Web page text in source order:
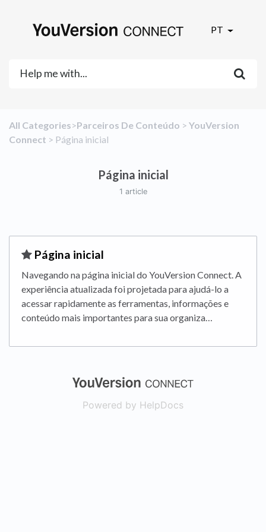
PT
All Categories​>​​Parceiros De Conteúdo ​ > ​ ​YouVersion
Connect ​ > ​ ​Página inicial
Página inicial
1 article
​Página inicial
Navegando na página inicial do YouVersion Connect. A
experiência atualizada foi projetada para ajudá-lo a
acessar rapidamente as ferramentas, informações e
conteúdo mais importantes para sua organiza…
(opens in a
Powered by HelpDocs